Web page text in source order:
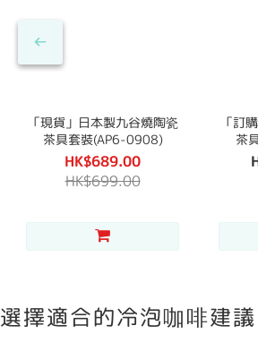
「現貨」日本製九谷燒陶瓷
茶具套裝(AP6-0908)
HK$689.00
HK$699.00
「訂
茶
選擇適合的冷泡咖啡建議